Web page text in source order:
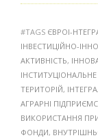
#TAGS ЄВРОІ-
ІНВЕСТИЦІЙНО-
АКТИВНІСТЬ,
ТЕРИТОРІЙ,
АГРАРНІ
ВИКОРИСТАННЯ
ФОНДИ,